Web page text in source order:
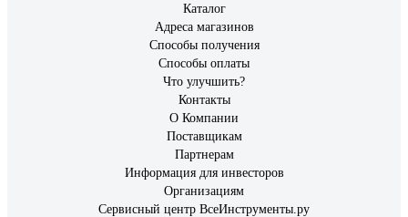
Каталог
Адреса магазинов
Способы получения
Способы оплаты
Что улучшить?
Контакты
О Компании
Поставщикам
Партнерам
Информация для инвесторов
Организациям
Сервисный центр ВсеИнструменты.ру